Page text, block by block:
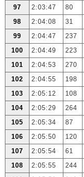
97
2:03:47 80
98
2:04:08 31
99
2:04:47 237
100
2:04:49 223
101
2:04:53 270
102
2:04:55 198
103
2:05:12 108
104
2:05:29 264
105
2:05:34 87
106
2:05:50 120
107
2:05:54 61
108
2:05:55 244